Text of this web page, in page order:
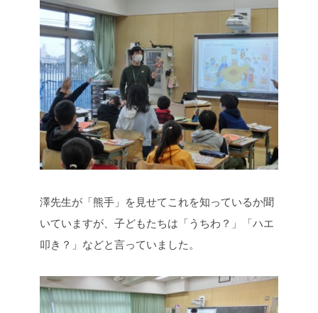
澤先生が「熊手」を見せてこれを知っているか聞
いていますが、子どもたちは「うちわ？」「ハエ
叩き？」などと言っていました。